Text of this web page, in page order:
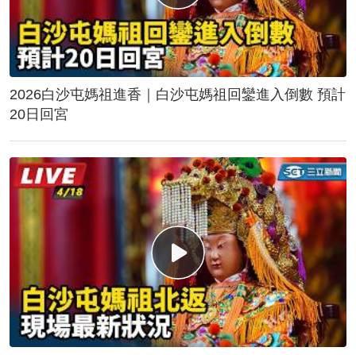
2026白沙屯媽祖進香｜白沙屯媽祖回鑾進入倒數 預計
20日回宮